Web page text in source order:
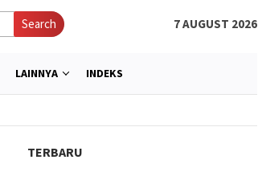
Search 7 AUGUST 2026
LAINNYA INDEKS
TERBARU